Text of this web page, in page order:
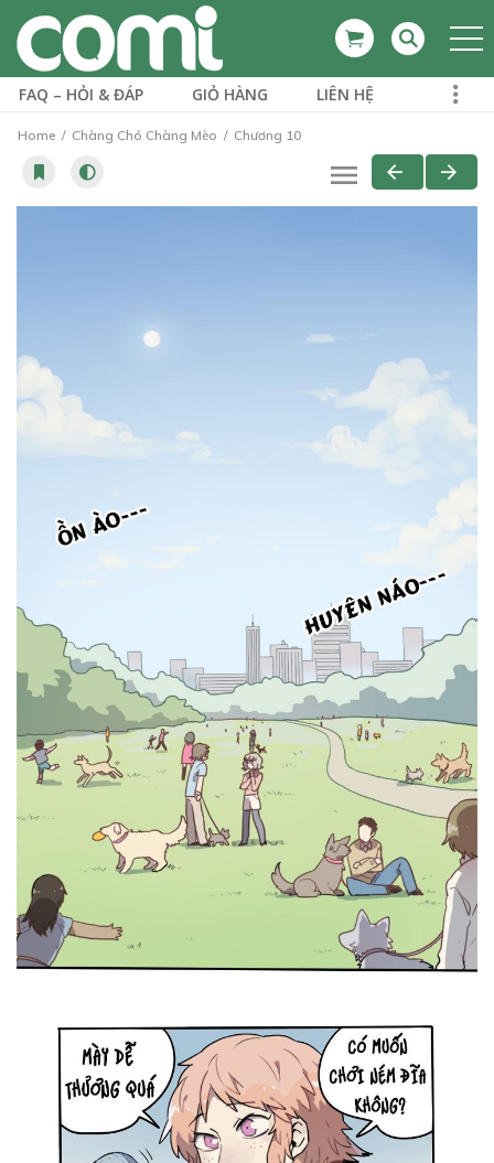
FAQ – HỎI & ĐÁP GIỎ HÀNG LIÊN HỆ
Home Chàng Chó Chàng Mèo Chương 10